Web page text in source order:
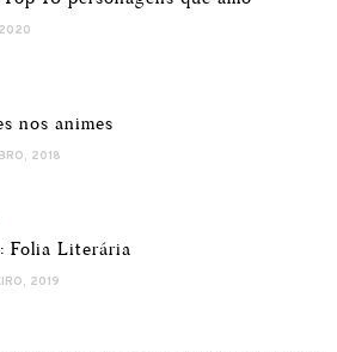
nos animes
2018
Folia Literária
2019